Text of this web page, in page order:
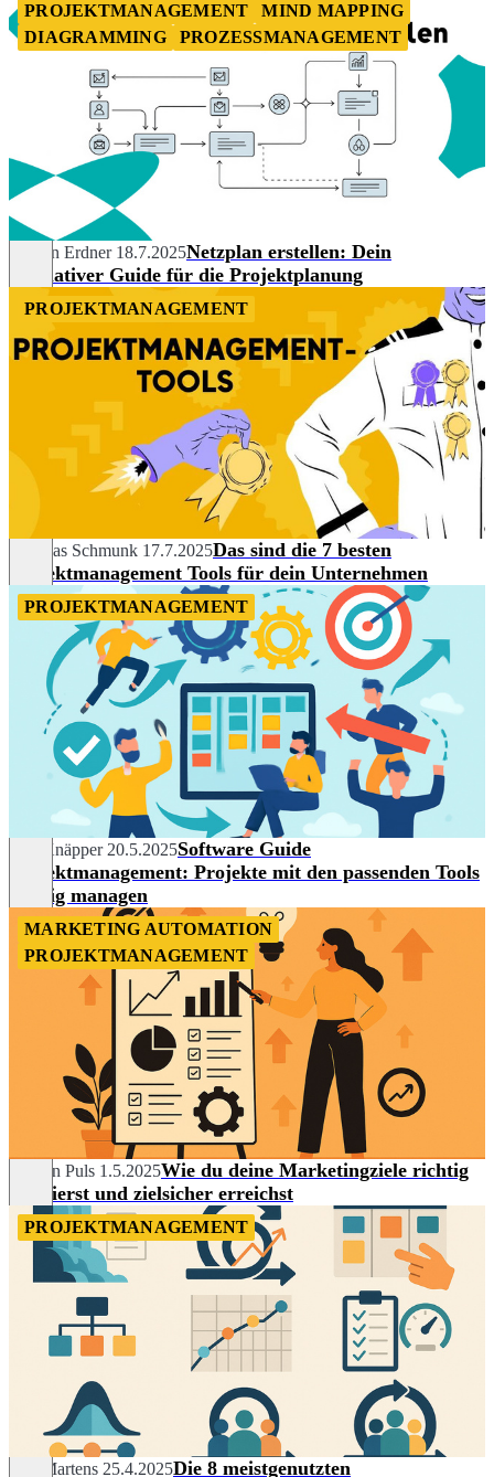
PROJEKTMANAGEMENT
MIND MAPPING
DIAGRAMMING
PROZESSMANAGEMENT
Marvin Erdner 18.7.2025Netzplan erstellen: Dein
ultimativer Guide für die Projektplanung
PROJEKTMANAGEMENT
Andreas Schmunk 17.7.2025Das sind die 7 besten
Projektmanagement Tools für dein Unternehmen
PROJEKTMANAGEMENT
Nils Knäpper 20.5.2025Software Guide
Projektmanagement: Projekte mit den passenden Tools
richtig managen
MARKETING AUTOMATION
PROJEKTMANAGEMENT
Carolin Puls 1.5.2025Wie du deine Marketingziele richtig
definierst und zielsicher erreichst
PROJEKTMANAGEMENT
Nils Martens 25.4.2025Die 8 meistgenutzten